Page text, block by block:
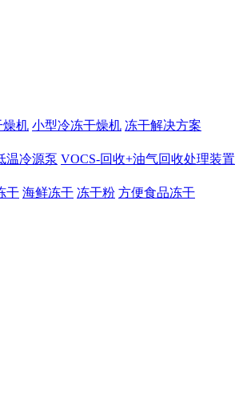
燥机 小型冷冻干燥机 冻干解决方案
温冷源泵 VOCS-回收+油气回收处理装置
干 海鲜冻干 冻干粉 方便食品冻干